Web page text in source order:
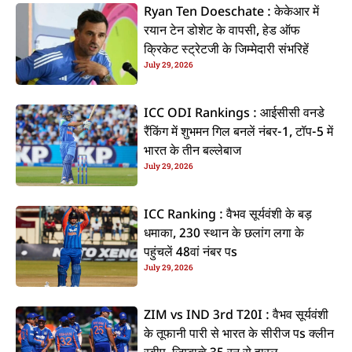
Ryan Ten Doeschate : केकेआर में
रयान टेन डोशेट के वापसी, हेड ऑफ
क्रिकेट स्ट्रेटजी के जिम्मेदारी संभरिहें
July 29, 2026
ICC ODI Rankings : आईसीसी वनडे
रैंकिंग में शुभमन गिल बनलें नंबर-1, टॉप-5 में
भारत के तीन बल्लेबाज
July 29, 2026
ICC Ranking : वैभव सूर्यवंशी के बड़
धमाका, 230 स्थान के छलांग लगा के
पहुंचलें 48वां नंबर पs
July 29, 2026
ZIM vs IND 3rd T20I : वैभव सूर्यवंशी
के तूफानी पारी से भारत के सीरीज पs क्लीन